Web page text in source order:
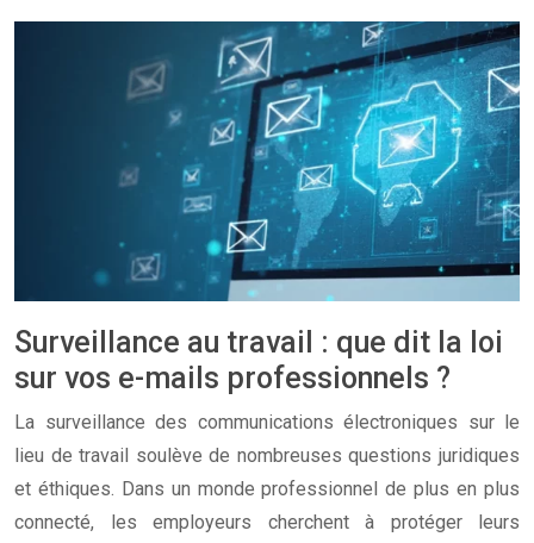
Surveillance au travail : que dit la loi
sur vos e-mails professionnels ?
La surveillance des communications électroniques sur le
lieu de travail soulève de nombreuses questions juridiques
et éthiques. Dans un monde professionnel de plus en plus
connecté, les employeurs cherchent à protéger leurs